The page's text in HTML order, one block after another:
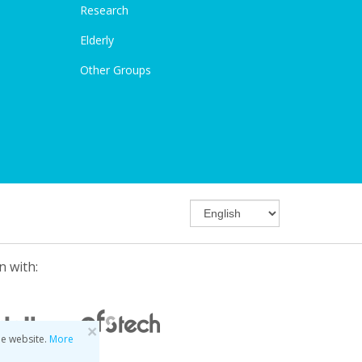
×
website. More
Research
Elderly
Other Groups
with: